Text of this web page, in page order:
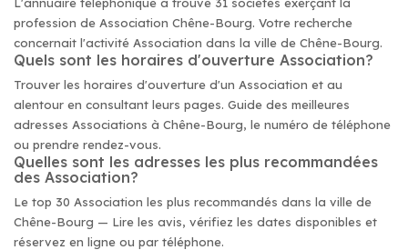
profession de Association Chêne-Bourg. Votre recherche
concernait l'activité Association dans la ville de Chêne-Bourg.
Quels sont les horaires d'ouverture Association?
Trouver les horaires d'ouverture d'un Association et au
alentour en consultant leurs pages. Guide des meilleures
adresses Associations à Chêne-Bourg, le numéro de téléphone
ou prendre rendez-vous.
Quelles sont les adresses les plus recommandées
des Association?
Le top 30 Association les plus recommandés dans la ville de
Chêne-Bourg — Lire les avis, vérifiez les dates disponibles et
réservez en ligne ou par téléphone.